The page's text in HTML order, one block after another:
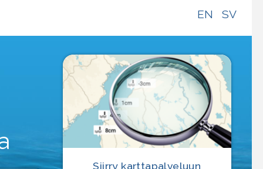
SV
EN
Siirry karttapalveluun